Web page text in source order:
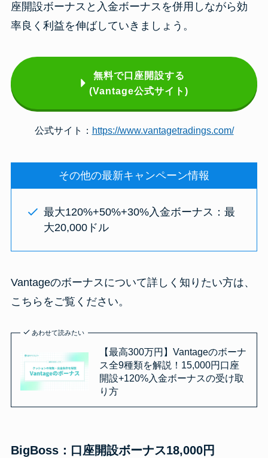
座開設ボーナスと入金ボーナスを併用しながら効
率良く利益を伸ばしていきましょう。
無料で口座開設する
(Vantage公式サイト)
公式サイト： https://www.vantagetradings.com/
その他の最新キャンペーン情報
最大120%+50%+30%入金ボーナス：最
大20,000ドル
Vantageのボーナスについて詳しく知りたい方は、
こちらをご覧ください。
あわせて読みたい
【最高300万円】Vantageのボーナ
ス全9種類を解説！15,000円口座
開設+120%入金ボーナスの受け取
り方
BigBoss：口座開設ボーナス18,000円